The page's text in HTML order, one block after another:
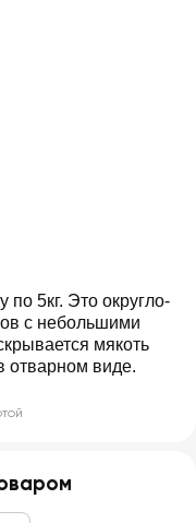
5кг. Это округло-
с небольшими
мякоть
отварном виде.